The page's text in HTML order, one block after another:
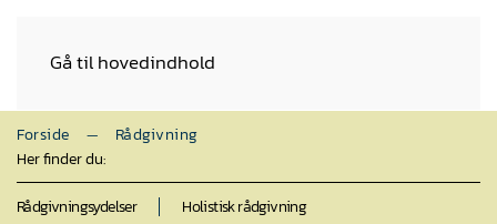
Gå til hovedindhold
Forside
Rådgivning
Her finder du:
Rådgivningsydelser Holistisk rådgivning